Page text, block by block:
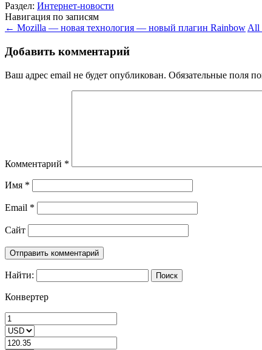
Раздел: Интернет-новости
Навигация по записям
← Mozilla — новая технология — новый плагин Rainbow All
Добавить комментарий
Ваш адрес email не будет опубликован. Обязательные поля
Комментарий *
Имя *
Email *
Сайт
Найти:
Конвертер